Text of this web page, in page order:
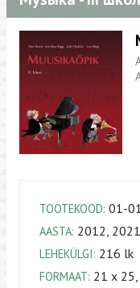
TOOTEKOOD: 01-
AASTA: 2012, 2021
LEHEKÜLGI: 216 lk
FORMAAT: 21 x